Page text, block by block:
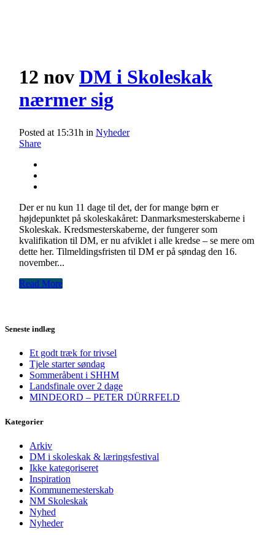
12 nov DM i Skoleskak
nærmer sig
Posted at 15:31h in Nyheder
Share
Der er nu kun 11 dage til det, der for mange børn er
højdepunktet på skoleskakåret: Danmarksmesterskaberne i
Skoleskak. Kredsmesterskaberne, der fungerer som
kvalifikation til DM, er nu afviklet i alle kredse – se mere om
dette her. Tilmeldingsfristen til DM er på søndag den 16.
november...
Read More
Seneste indlæg
Et godt træk for trivsel
Tjele starter søndag
Sommeråbent i SHHM
Landsfinale over 2 dage
MINDEORD – PETER DÜRRFELD
Kategorier
Arkiv
DM i skoleskak & læringsfestival
Ikke kategoriseret
Inspiration
Kommunemesterskab
NM Skoleskak
Nyhed
Nyheder